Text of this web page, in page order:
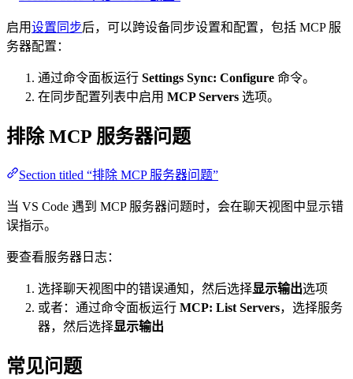
启用设置同步后，可以跨设备同步设置和配置，包括 MCP 服
务器配置：
通过命令面板运行 Settings Sync: Configure 命令。
在同步配置列表中启用 MCP Servers 选项。
排除 MCP 服务器问题
Section titled “排除 MCP 服务器问题”
当 VS Code 遇到 MCP 服务器问题时，会在聊天视图中显示错
误指示。
要查看服务器日志：
选择聊天视图中的错误通知，然后选择显示输出选项
或者：通过命令面板运行 MCP: List Servers，选择服务
器，然后选择显示输出
常见问题